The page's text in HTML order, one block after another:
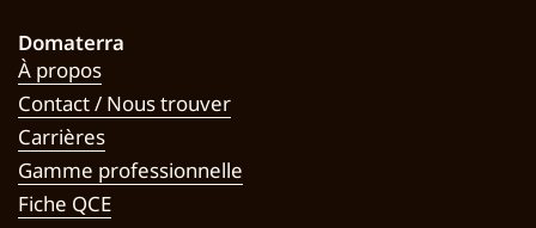
Domaterra
À propos
Contact / Nous trouver
Carrières
Gamme professionnelle
Fiche QCE